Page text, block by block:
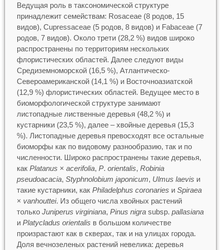
Ведущая роль в таксономической структуре
принадлежит семействам: Rosaceae (8 родов, 15
видов), Cupressaceae (5 родов, 8 видов) и Fabaceae (7
родов, 7 видов). Около трети (28,2 %) видов широко
распространены по территориям нескольких
флористических областей. Далее следуют виды
Средиземноморской (16,5 %), Атлантическо-
Североамериканской (14,1 %) и Восточноазиатской
(12,9 %) флористических областей. Ведущее место в
биоморфологической структуре занимают
листопадные лиственные деревья (48,2 %) и
кустарники (23,5 %), далее – хвойные деревья (15,3
%). Листопадные деревья превосходят все остальные
биоморфы как по видовому разнообразию, так и по
численности. Широко распространены такие деревья,
как Platanus × acerifolia, P. orientalis, Robinia
pseudoacacia, Styphnolobium japonicum, Ulmus laevis и
такие кустарники, как Philadelphus coronaries и Spiraea
× vanhouttei. Из общего числа хвойных растений
только Juniperus virginiana, Pinus nigrasubsp. pallasiana
и Platycladus orientalis в большом количестве
произрастают как в скверах, так и на улицах города.
Доля вечнозеленых растений невелика: деревья